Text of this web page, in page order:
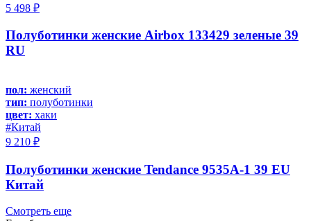
5 498 ₽
Полуботинки женские Airbox 133429 зеленые 39
RU
пол: женский
тип: полуботинки
цвет: хаки
#Китай
9 210 ₽
Полуботинки женские Tendance 9535A-1 39 EU
Китай
Смотреть еще